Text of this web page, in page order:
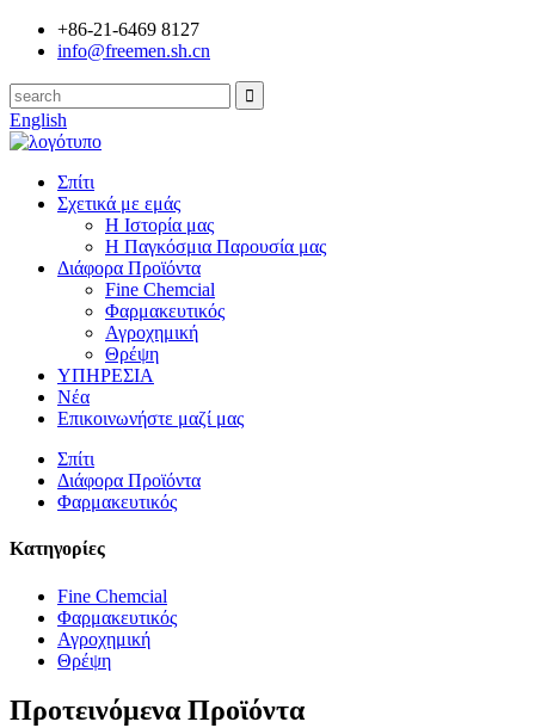
+86-21-6469 8127
info@freemen.sh.cn
English
Σπίτι
Σχετικά με εμάς
Η Ιστορία μας
Η Παγκόσμια Παρουσία μας
Διάφορα Προϊόντα
Fine Chemcial
Φαρμακευτικός
Αγροχημική
Θρέψη
ΥΠΗΡΕΣΙΑ
Νέα
Επικοινωνήστε μαζί μας
Σπίτι
Διάφορα Προϊόντα
Φαρμακευτικός
Κατηγορίες
Fine Chemcial
Φαρμακευτικός
Αγροχημική
Θρέψη
Προτεινόμενα Προϊόντα